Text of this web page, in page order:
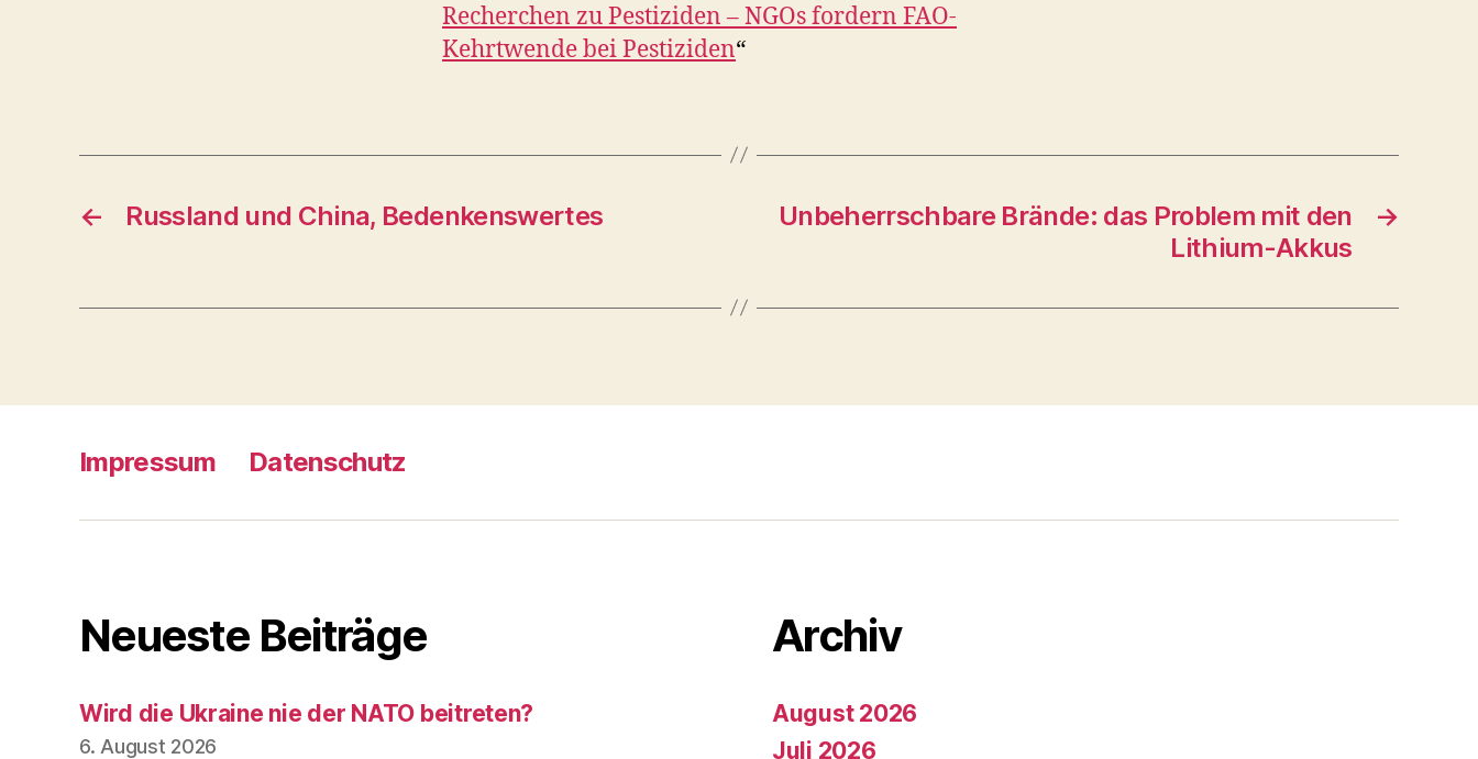
Recherchen zu Pestiziden – NGOs fordern FAO-
Kehrtwende bei Pestiziden“
← Russland und China, Bedenkenswertes →
Unbeherrschbare Brände: das Problem mit den
Lithium-Akkus
Impressum Datenschutz
Neueste Beiträge
Wird die Ukraine nie der NATO beitreten?
6. August 2026
Archiv
August 2026
Juli 2026